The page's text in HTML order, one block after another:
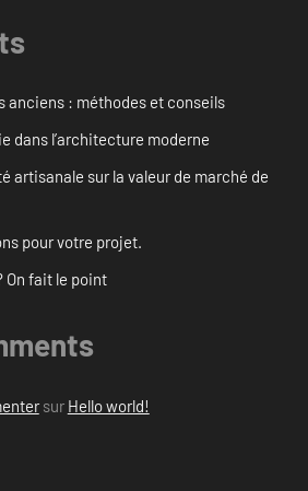
anciens : méthodes et conseils
dans l’architecture moderne
artisanale sur la valeur de marché de
pour votre projet.
On fait le point
sur Hello world!